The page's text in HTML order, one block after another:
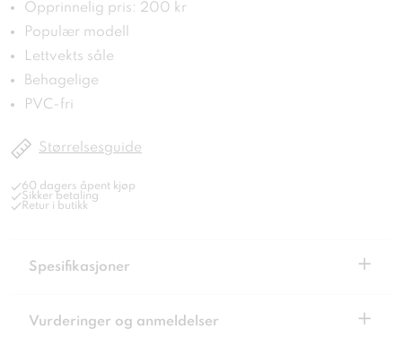
Opprinnelig pris: 200 kr
Populær modell
Lettvekts såle
Behagelige
PVC-fri
Størrelsesguide
60 dagers åpent kjøp
Sikker betaling
Retur i butikk
Spesifikasjoner +
Vurderinger og anmeldelser +